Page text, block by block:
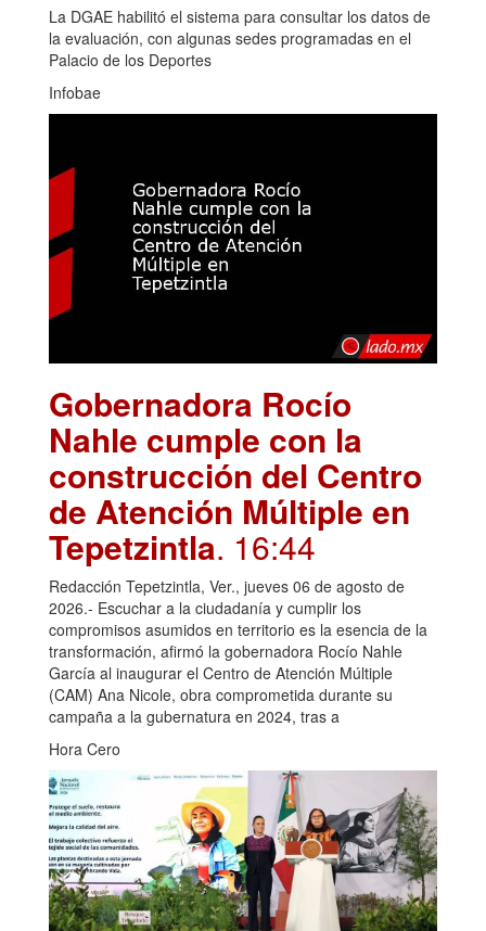
La DGAE habilitó el sistema para consultar los datos de
la evaluación, con algunas sedes programadas en el
Palacio de los Deportes
Infobae
Gobernadora Rocío
Nahle cumple con la
construcción del Centro
de Atención Múltiple en
Tepetzintla. 16:44
Redacción Tepetzintla, Ver., jueves 06 de agosto de
2026.- Escuchar a la ciudadanía y cumplir los
compromisos asumidos en territorio es la esencia de la
transformación, afirmó la gobernadora Rocío Nahle
García al inaugurar el Centro de Atención Múltiple
(CAM) Ana Nicole, obra comprometida durante su
campaña a la gubernatura en 2024, tras a
Hora Cero